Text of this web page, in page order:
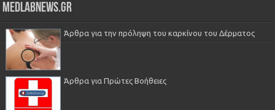
Medlabnews.gr
Άρθρα για την πρόληψη του καρκίνου του Δέρματος
Άρθρα για Πρώτες Βοήθειες